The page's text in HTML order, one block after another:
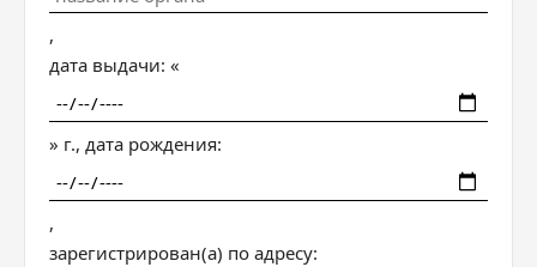
,
дата выдачи: «
» г., дата рождения:
,
зарегистрирован(а) по адресу: